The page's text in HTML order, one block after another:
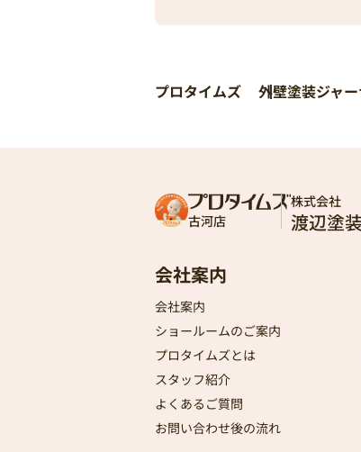
プロタイムズ 外壁塗装ジャ
古河店
株式会社
渡辺塗装
会社案内
会社案内
ショールームのご案内
プロタイムズとは
スタッフ紹介
よくあるご質問
お問い合わせ後の流れ